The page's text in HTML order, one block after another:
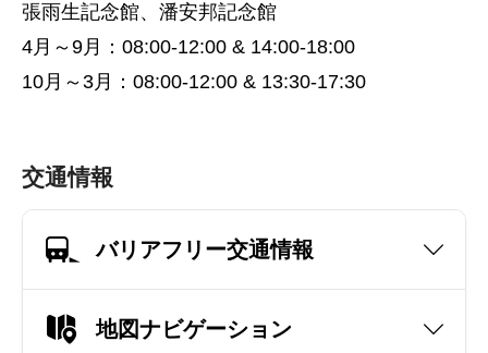
張雨生記念館、潘安邦記念館
4月～9月：08:00-12:00 & 14:00-18:00
10月～3月：08:00-12:00 & 13:30-17:30
交通情報
バリアフリー交通情報
地図ナビゲーション